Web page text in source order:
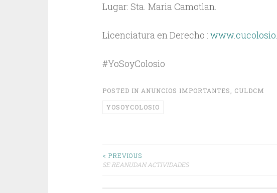
Lugar: Sta. Maria Camotlan.
Licenciatura en Derecho :
#YoSoyColosio
POSTED IN ANUNCIOS IMPORTANTES CULDCM
YOSOYCOLOSIO
Post
< PREVIOUS
SE REANUDAN ACTIVIDADES